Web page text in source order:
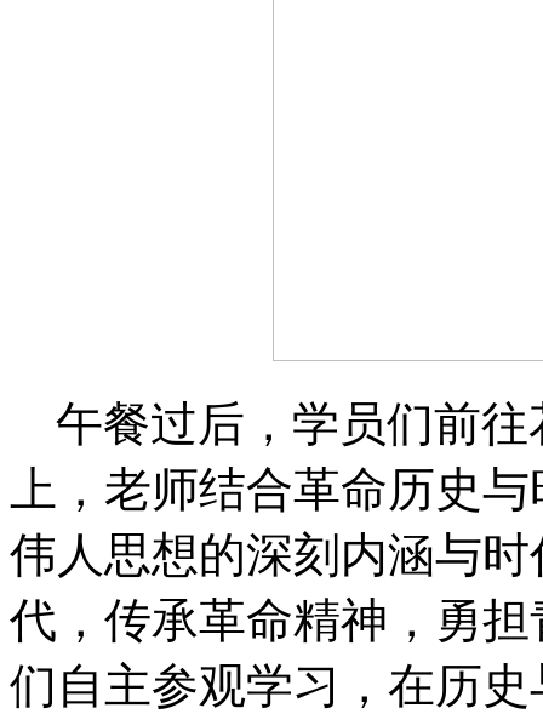
午餐过后，学员们前
上，老师结合革命历史
伟人思想的深刻内涵与
代，传承革命精神，勇
们自主参观学习，在历